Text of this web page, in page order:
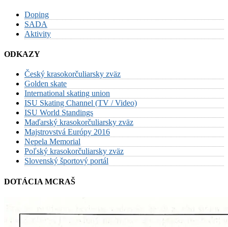
Doping
SADA
Aktivity
ODKAZY
Český krasokorčuliarsky zväz
Golden skate
International skating union
ISU Skating Channel (TV / Video)
ISU World Standings
Maďarský krasokorčuliarsky zväz
Majstrovstvá Európy 2016
Nepela Memorial
Poľský krasokorčuliarsky zväz
Slovenský športový portál
DOTÁCIA MCRAŠ